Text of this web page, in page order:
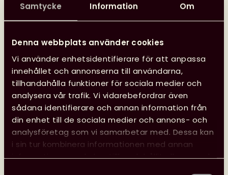
Samtycke Information Om
Denna webbplats använder cookies
Vi använder enhetsidentifierare för att anpassa
innehållet och annonserna till användarna,
tillhandahålla funktioner för sociala medier och
analysera vår trafik. Vi vidarebefordrar även
sådana identifierare och annan information från
din enhet till de sociala medier och annons- och
analysföretag som vi samarbetar med. Dessa kan
i sin tur kombinera informationen med annan
information som du har tillhandahållit eller som de
Läs mer
Glad
sommar
önskar
kansliet
24 juni, 2026
Nyheter Svensk biblioteksförenings utmärkelser